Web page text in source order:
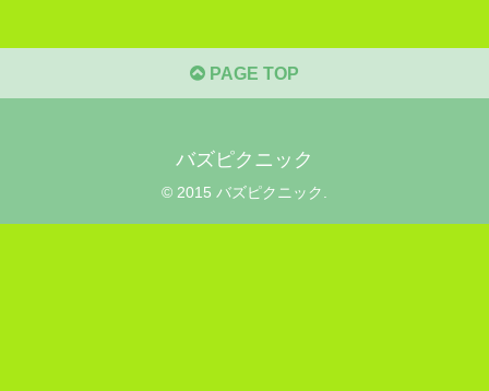
PAGE TOP
バズピクニック
© 2015 バズピクニック.